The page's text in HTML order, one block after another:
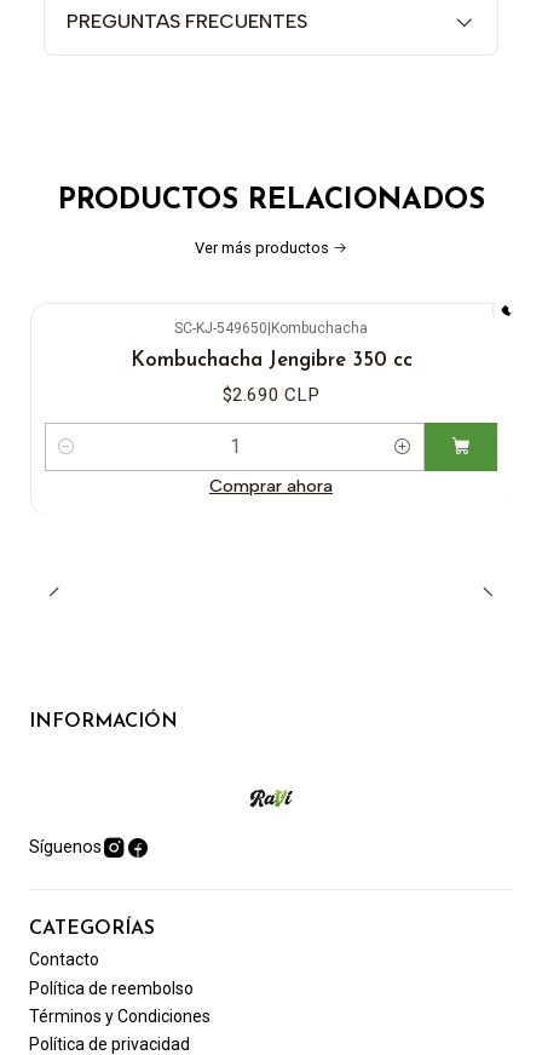
PREGUNTAS FRECUENTES
PRODUCTOS RELACIONADOS
Ver más productos
SC-KJ-549650|Kombuchacha
Kombuchacha Jengibre 350 cc
$2.690 CLP
Cantidad
Comprar ahora
INFORMACIÓN
Síguenos
CATEGORÍAS
Contacto
Política de reembolso
Términos y Condiciones
Política de privacidad